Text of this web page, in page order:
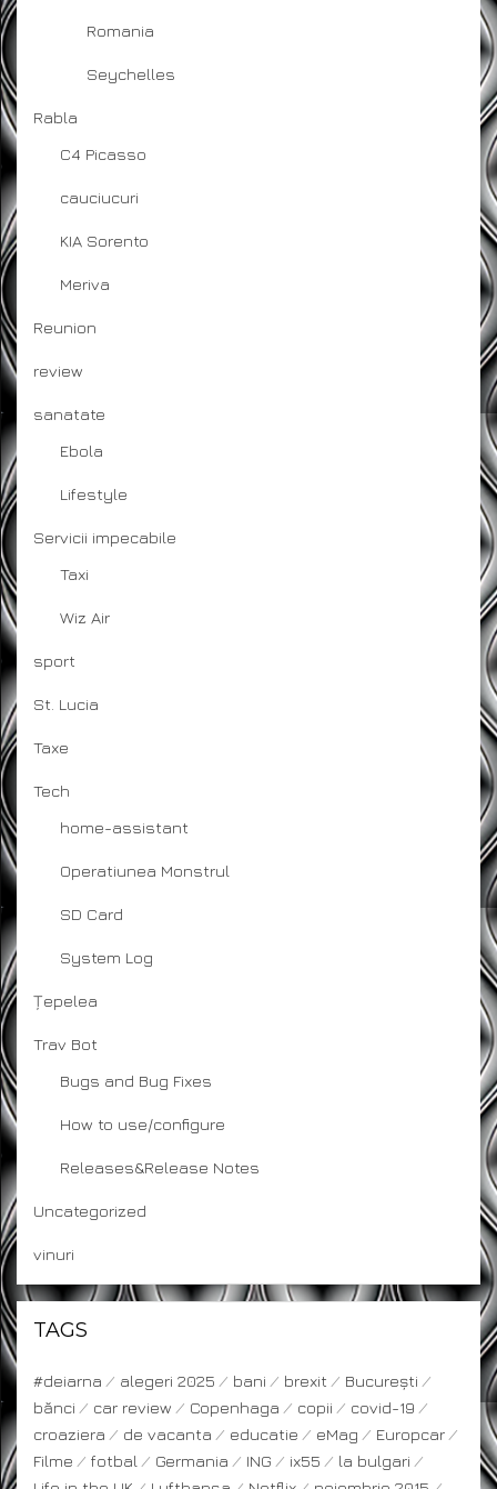
Romania
Seychelles
Rabla
C4 Picasso
cauciucuri
KIA Sorento
Meriva
Reunion
review
sanatate
Ebola
Lifestyle
Servicii impecabile
Taxi
Wiz Air
sport
St. Lucia
Taxe
Tech
home-assistant
Operatiunea Monstrul
SD Card
System Log
Țepelea
Trav Bot
Bugs and Bug Fixes
How to use/configure
Releases&Release Notes
Uncategorized
vinuri
TAGS
#deiarna alegeri 2025 bani brexit
București
bănci
car review Copenhaga copii
covid-19
croaziera
de vacanta educatie eMag
Europcar
Filme
fotbal Germania ING ix55
la bulgari